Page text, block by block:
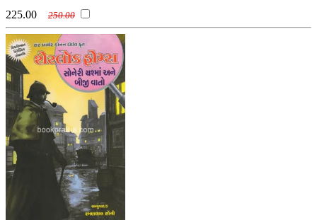
225.00 250.00